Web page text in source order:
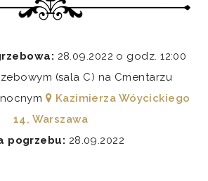
28.09.2022 o godz. 12:00
(sala C) na Cmentarzu
Kazimierza Wóycickiego
14, Warszawa
pogrzebu: 28.09.2022